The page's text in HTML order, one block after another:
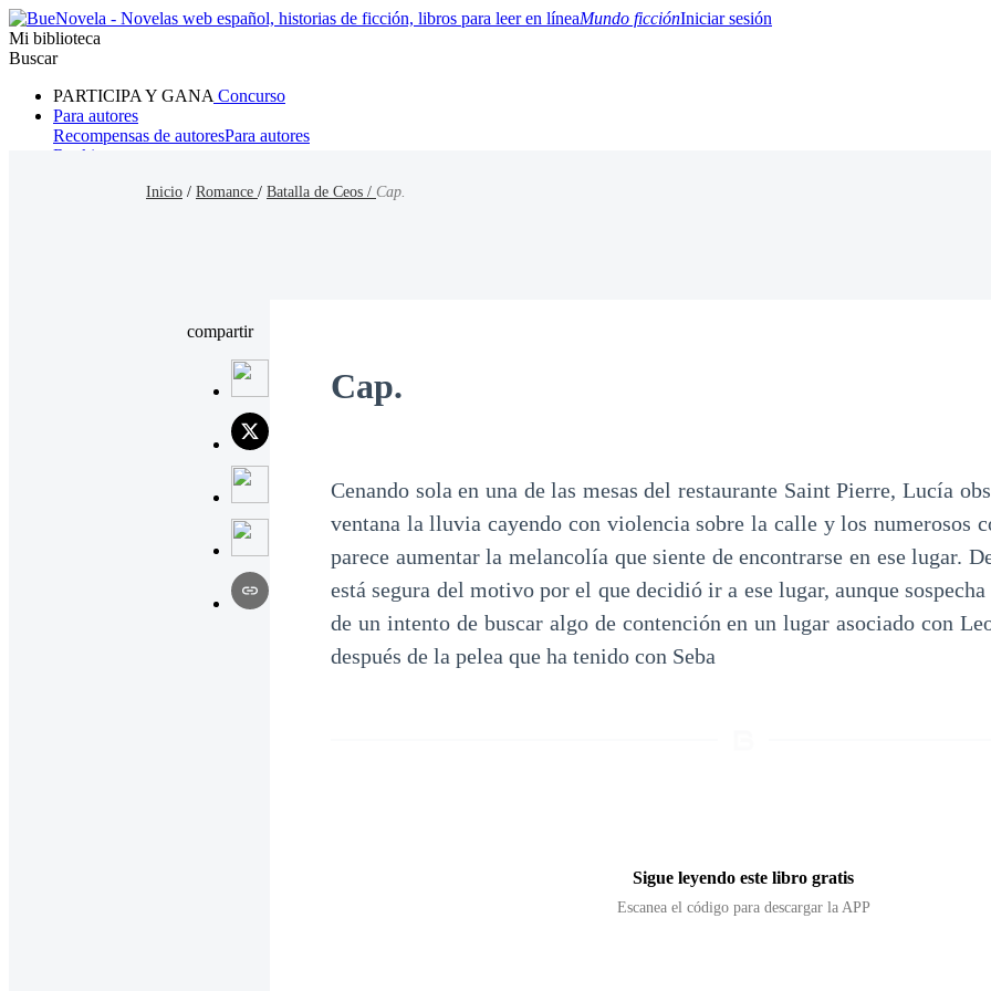
Mundo ficciónIniciar sesión
Mi biblioteca
Buscar
PARTICIPA Y GANA Concurso
Para autores
Recompensas de autoresPara autores
Ranking
Inicio / Romance / Batalla de Ceos / Cap.
compartir
Cap.
Cenando sola en una de las mesas del restaurante Saint Pierre, Lucía
ventana la lluvia cayendo con violencia sobre la calle y los numerosos
parece aumentar la melancolía que siente de encontrarse en ese lugar.
está segura del motivo por el que decidió ir a ese lugar, aunque
de un intento de buscar algo de contención en un lugar asociado con
después de la pelea que ha tenido con Seba
Sigue leyendo este libro gratis
Escanea el código para descargar la APP